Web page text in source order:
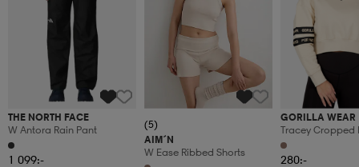
THE NORTH FACE
W Antora Rain Pant
1 099:-
(5)
AIM´N
W Ease Ribbed Shorts
GORILLA WEAR
Tracey Cropped
280:-